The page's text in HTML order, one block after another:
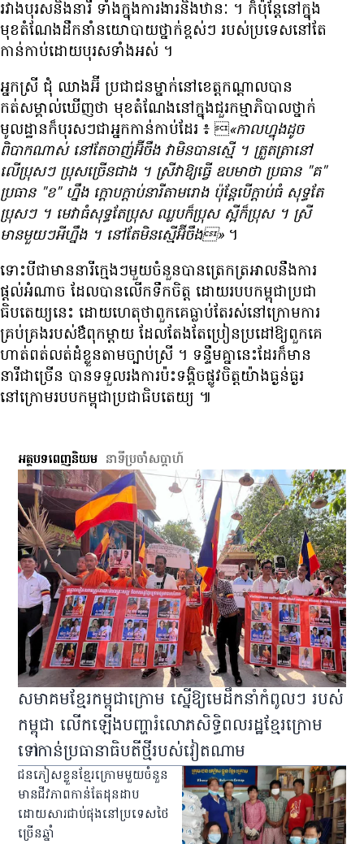
រវាង​បុរស​និង​នារី ទាំង​ក្នុង​ការងារ​និង​ឋានៈ ។ ក៏ប៉ុន្តែ​នៅ​ក្នុង​
មុខតំណែង​ដឹកនាំ​នយោបាយ​ថ្នាក់​ខ្ពស់ៗ របស់​ប្រទេស​នៅតែ​
កាន់កាប់​ដោយ​បុរស​ទាំងអស់ ។
អ្នកស្រី ជុំ ឈាងអ៊ី ប្រជាជន​ម្នាក់​នៅ​ខេត្ត​កណ្តាល​បាន​
កត់សម្គាល់​ឃើញ​ថា មុខ​តំណែង​នៅក្នុង​ជួរ​កម្មាភិបាល​ថ្នាក់​
មូលដ្ឋាន​ក៏​បុរសៗ​ជា​អ្នក​កាន់កាប់​ដែរ ៖ «កាលហ្នុង​ដូច​
ពិបាក​ណាស់ នៅតែ​ចាញ់​អ៊ីចឹង វា​មិន​បាន​ស្មើ ។ ត្រួតត្រា​នៅ​
លើ​ប្រុសៗ ប្រុស​ច្រើន​ជាង ។ ស្រី​វា​ឱ្យ​ធ្វើ ឧបមាថា ប្រធាន "គ"
ប្រធាន "ខ" ហ្នឹង ក្តោបក្តាប់​នារី​តាម​រោង ប៉ុន្តែ​បើ​ក្តាប់​ធំ សុទ្ធតែ​
ប្រុសៗ ។ មេ​វា​ធំ​សុទ្ធតែ​ប្រុស ឈ្លប​ក៏​ប្រុស ស្អី​ក៏​ប្រុស ។ ស្រី​
មាន​មួយៗ​អី​ហ្នឹង ។ នៅតែ​មិន​ស្មើ​អ៊ីចឹង»។
ទោះបីជា​មាន​នារី​ក្មេងៗ​មួយចំនួន​បាន​ត្រេកត្រឤល​នឹង​ការ​
ផ្តល់​អំណាច ដែល​បាន​លើក​ទឹកចិត្ត ដោយ​របប​កម្ពុជា​ប្រជា
ធិបតេយ្យ​នេះ ដោយ​ហេតុ​ថា​ពួកគេ​ធ្លាប់តែ​រស់នៅ​ក្រោម​ការ​
គ្រប់គ្រង​របស់​ឳពុកម្តាយ ដែល​តែងតែ​ប្រៀនប្រដៅ​ឱ្យ​ពួកគេ​
ហាត់ពត់​លត់ដំ​ខ្លួន​តាម​ច្បាប់​ស្រី ។ ទន្ទឹមគ្នា​នេះ​ដែរ​ក៏​មាន​
នារី​ជា​ច្រើន បាន​ទទួល​រង​ការ​ប៉ះ​ទង្គិច​ផ្លូវចិត្ត​យ៉ាង​ធ្ងន់ធ្ងរ
នៅក្រោម​របប​កម្ពុជា​ប្រជាធិបតេយ្យ ៕
អត្ថបទពេញនិយម នាទី​ប្រចាំ​សប្ដាហ៍
សមាគម​ខ្មែរ​កម្ពុជា​ក្រោម ស្នើ​ឱ្យ​មេ​ដឹក​នាំ​កំពូលៗ របស់​
កម្ពុជា លើក​ឡើង​បញ្ហា​រំលោភ​សិទ្ធិ​ពលរដ្ឋ​ខ្មែរ​ក្រោម
ទៅ​កាន់​ប្រធានាធិបតី​ថ្មី​របស់​វៀតណាម
ជន​ភៀស​ខ្លួន​ខ្មែរ​ក្រោម​មួយ​ចំនួន​
មាន​ជីវភាព​កាន់តែ​ដុនដាប​
ដោយសារ​ជាប់​ផុង​នៅ​ប្រទេស​ថៃ​
ច្រើន​ឆ្នាំ